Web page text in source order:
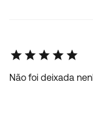
Não foi deixada